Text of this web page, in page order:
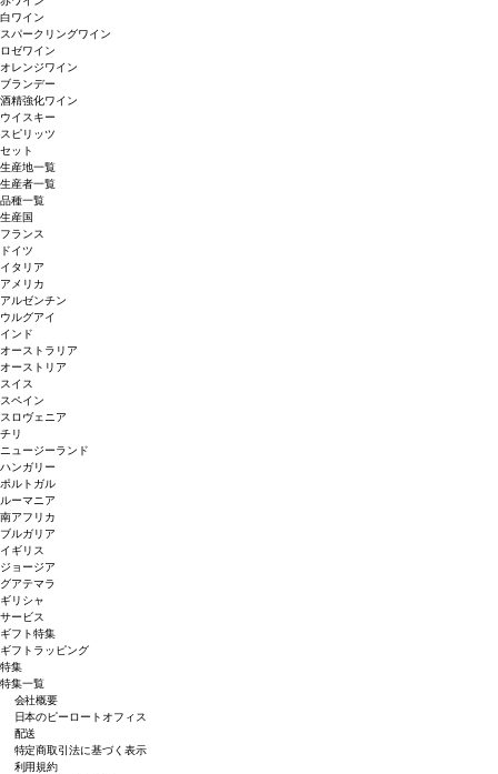
白ワイン
スパークリングワイン
ロゼワイン
オレンジワイン
ブランデー
酒精強化ワイン
ウイスキー
スピリッツ
セット
生産地一覧
生産者一覧
品種一覧
生産国
フランス
ドイツ
イタリア
アメリカ
アルゼンチン
ウルグアイ
インド
オーストラリア
オーストリア
スイス
スペイン
スロヴェニア
チリ
ニュージーランド
ハンガリー
ポルトガル
ルーマニア
南アフリカ
ブルガリア
イギリス
ジョージア
グアテマラ
ギリシャ
サービス
ギフト特集
ギフトラッピング
特集
特集一覧
会社概要
日本のピーロートオフィス
配送
特定商取引法に基づく表示
利用規約